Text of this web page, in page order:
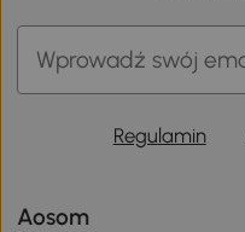
Regulamin
Aosom